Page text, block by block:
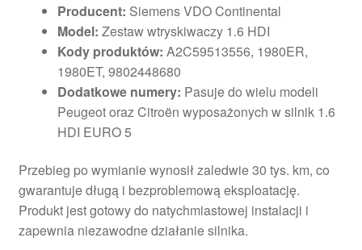
Producent: Siemens VDO Continental
Model: Zestaw wtryskiwaczy 1.6 HDI
Kody produktów: A2C59513556, 1980ER,
1980ET, 9802448680
Dodatkowe numery: Pasuje do wielu modeli
Peugeot oraz Citroën wyposażonych w silnik 1.6
HDI EURO 5
Przebieg po wymianie wynosił zaledwie 30 tys. km, co
gwarantuje długą i bezproblemową eksploatację.
Produkt jest gotowy do natychmiastowej instalacji i
zapewnia niezawodne działanie silnika.